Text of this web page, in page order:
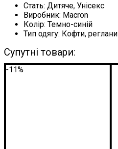
Стать: Дитяче, Унісекс
Виробник: Macron
Колір: Темно-синій
Тип одягу: Кофти, реглани
Супутні товари:
-11%